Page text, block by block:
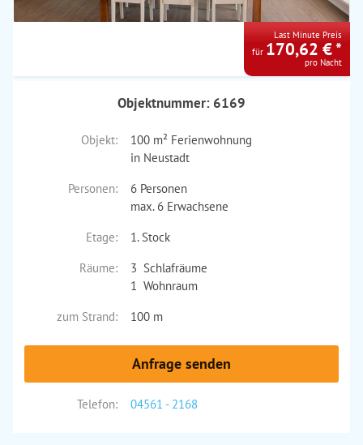
Last Minute Preis
für 170,62 € *
pro Nacht
Objektnummer: 6169
Objekt:
100 m² Ferienwohnung
in Neustadt
Personen:
6 Personen
max. 6 Erwachsene
Etage:
1. Stock
Räume:
3 Schlafräume
1 Wohnraum
zum Strand:
100 m
Anfrage senden
Telefon: 04561 - 2168